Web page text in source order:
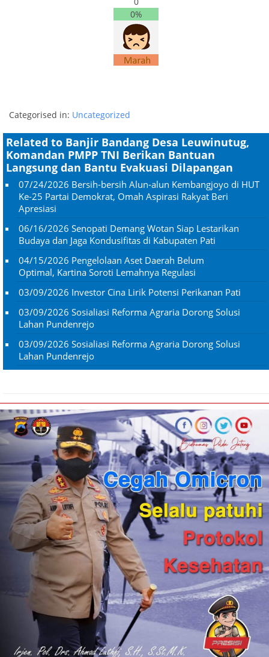
0%
Categorised in: Uncategorized
Related to Banjir Bandang Desa Leuwinutug,
Komandan PMPP TNI Berikan Bantuan
Langsung dan Bantu Evakuasi Dilapangan
07/24/2026 Bersih-bersih Alun-alun Kembangjoyo di HUT
Ke-25 Partai Demokrat, Omah Aspirasi Rakyat Beri
Apresiasi
06/16/2026 Senopati Demang Wotan Siap Lestarikan
Budaya dan Jaga Kondusifitas di Kabupaten Pati
04/15/2026 Pengelolaan Aset Daerah Belum
Optimal, Kartina Soroti Lemahnya Regulasi
03/09/2026 Investor Cina Lirik Potensi Perikanan Pati
03/09/2026 Sosialiasi Reforma Agraria Dorong Solusi
Lahan Pundenrejo
03/09/2026 Sosialiasi Reforma Agraria Dorong Solusi
Lahan Pundenrejo